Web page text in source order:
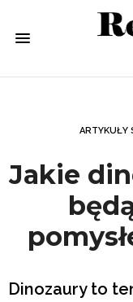
ARTYKUŁY
Jakie
Dinozaury to